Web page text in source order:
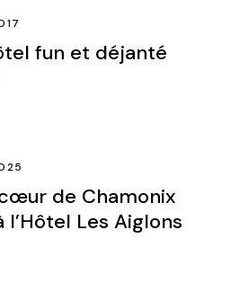
fun et déjanté
de Chamonix
Les Aiglons